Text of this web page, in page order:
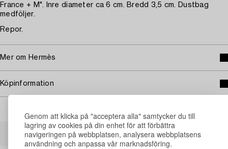
Genom att klicka på "acceptera alla" samtycker du till
lagring av cookies på din enhet för att förbättra
navigeringen på webbplatsen, analysera webbplatsens
användning och anpassa vår marknadsföring.
France + M". Inre diameter ca 6 cm. Bredd 3,5 cm. Dustbag
medföljer.
Repor.
Mer om Hermès
Köpinformation
Andra har även tittat på